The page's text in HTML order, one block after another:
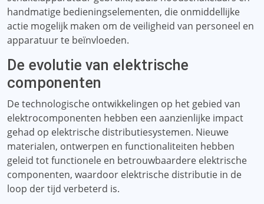
handmatige bedieningselementen, die onmiddellijke
actie mogelijk maken om de veiligheid van personeel en
apparatuur te beïnvloeden.
De evolutie van elektrische
componenten
De technologische ontwikkelingen op het gebied van
elektrocomponenten hebben een aanzienlijke impact
gehad op elektrische distributiesystemen. Nieuwe
materialen, ontwerpen en functionaliteiten hebben
geleid tot functionele en betrouwbaardere elektrische
componenten, waardoor elektrische distributie in de
loop der tijd verbeterd is.